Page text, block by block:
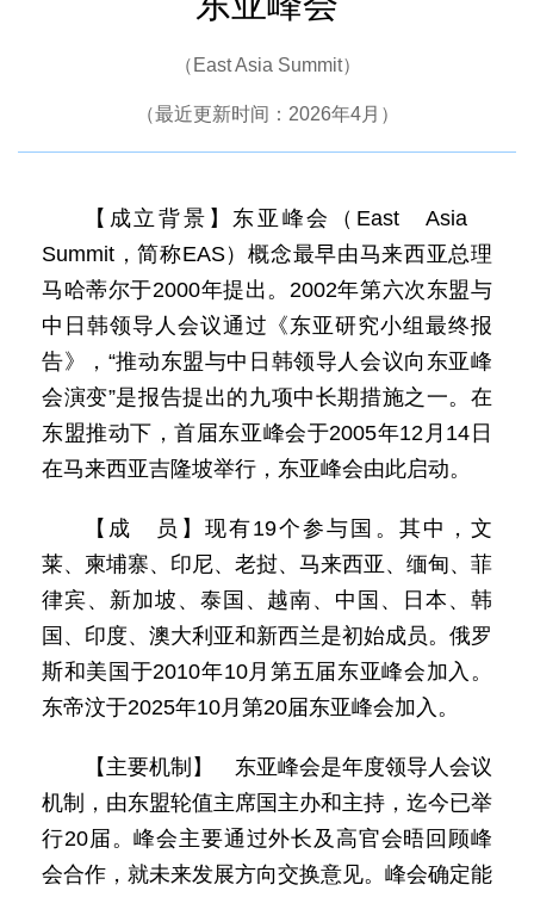
（East Asia Summit）
（最近更新时间：2026年4月）
【成立背景】东亚峰会（East Asia
Summit，简称EAS）概念最早由马来西亚总理
马哈蒂尔于2000年提出。2002年第六次东盟与
中日韩领导人会议通过《东亚研究小组最终报
告》，“推动东盟与中日韩领导人会议向东亚峰
会演变”是报告提出的九项中长期措施之一。在
东盟推动下，首届东亚峰会于2005年12月14日
在马来西亚吉隆坡举行，东亚峰会由此启动。
【成 员】现有19个参与国。其中，文
莱、柬埔寨、印尼、老挝、马来西亚、缅甸、菲
律宾、新加坡、泰国、越南、中国、日本、韩
国、印度、澳大利亚和新西兰是初始成员。俄罗
斯和美国于2010年10月第五届东亚峰会加入。
东帝汶于2025年10月第20届东亚峰会加入。
【主要机制】 东亚峰会是年度领导人会议
机制，由东盟轮值主席国主办和主持，迄今已举
行20届。峰会主要通过外长及高官会晤回顾峰
会合作，就未来发展方向交换意见。峰会确定能